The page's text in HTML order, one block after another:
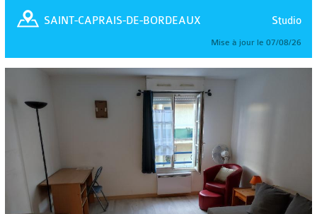
Studio
SAINT-CAPRAIS-DE-BORDEAUX
Mise à jour le 07/08/26